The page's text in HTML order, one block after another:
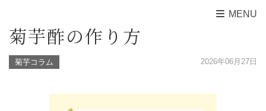
MENU
菊芋酢の作り方
菊芋コラム 2026年06月27日